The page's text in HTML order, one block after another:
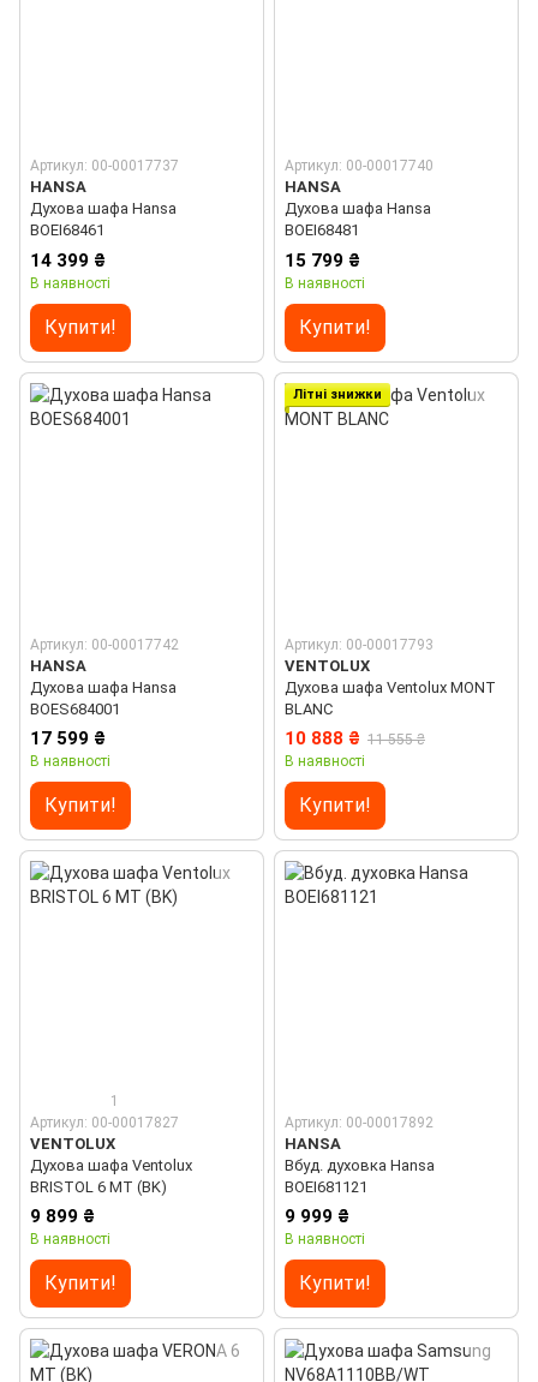
Артикул: 00-00017737
HANSA
Духова шафа Hansa
BOEI68461
14 399 ₴
В наявності
Купити!
Артикул: 00-00017740
HANSA
Духова шафа Hansa
BOEI68481
15 799 ₴
В наявності
Купити!
Артикул: 00-00017742
HANSA
Духова шафа Hansa
BOES684001
17 599 ₴
В наявності
Купити!
Літні знижки
Артикул: 00-00017793
VENTOLUX
Духова шафа Ventolux MONT
BLANC
10 888 ₴ 11 555 ₴
В наявності
Купити!
1
Артикул: 00-00017827
VENTOLUX
Духова шафа Ventolux
BRISTOL 6 MT (BK)
9 899 ₴
В наявності
Купити!
Артикул: 00-00017892
HANSA
Вбуд. духовка Hansa
BOEI681121
9 999 ₴
В наявності
Купити!